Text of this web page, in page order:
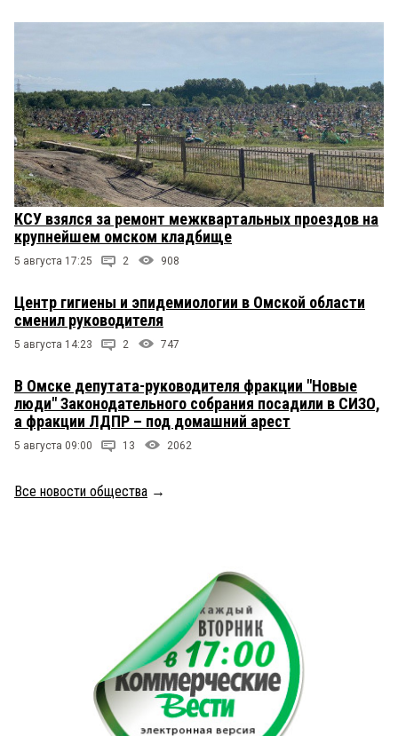
КСУ взялся за ремонт межквартальных проездов на
крупнейшем омском кладбище
5 августа 17:25 2 908
Центр гигиены и эпидемиологии в Омской области
сменил руководителя
5 августа 14:23 2 747
В Омске депутата-руководителя фракции "Новые
люди" Законодательного собрания посадили в СИЗО,
а фракции ЛДПР – под домашний арест
5 августа 09:00 13 2062
Все новости общества →